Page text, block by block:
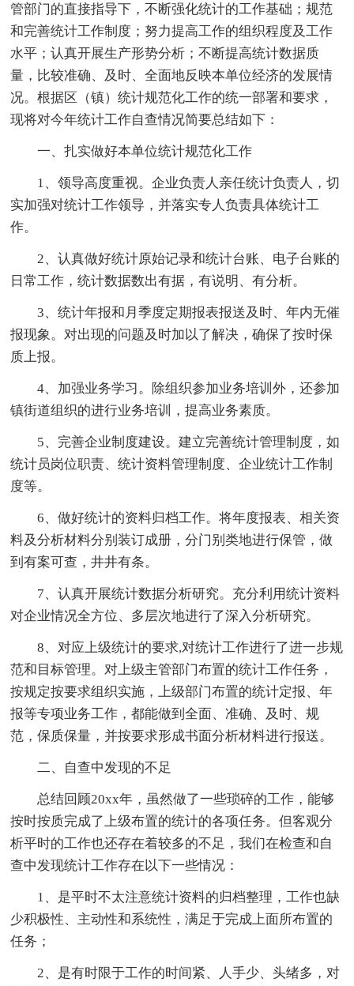
管部门的直接指导下，不断强化统计的工作基础；规范
和完善统计工作制度；努力提高工作的组织程度及工作
水平；认真开展生产形势分析；不断提高统计数据质
量，比较准确、及时、全面地反映本单位经济的发展情
况。根据区（镇）统计规范化工作的统一部署和要求，
现将对今年统计工作自查情况简要总结如下：
一、扎实做好本单位统计规范化工作
1、领导高度重视。企业负责人亲任统计负责人，切
实加强对统计工作领导，并落实专人负责具体统计工
作。
2、认真做好统计原始记录和统计台账、电子台账的
日常工作，统计数据数出有据，有说明、有分析。
3、统计年报和月季度定期报表报送及时、年内无催
报现象。对出现的问题及时加以了解决，确保了按时保
质上报。
4、加强业务学习。除组织参加业务培训外，还参加
镇街道组织的进行业务培训，提高业务素质。
5、完善企业制度建设。建立完善统计管理制度，如
统计员岗位职责、统计资料管理制度、企业统计工作制
度等。
6、做好统计的资料归档工作。将年度报表、相关资
料及分析材料分别装订成册，分门别类地进行保管，做
到有案可查，井井有条。
7、认真开展统计数据分析研究。充分利用统计资料
对企业情况全方位、多层次地进行了深入分析研究。
8、对应上级统计的要求,对统计工作进行了进一步规
范和目标管理。对上级主管部门布置的统计工作任务，
按规定按要求组织实施，上级部门布置的统计定报、年
报等专项业务工作，都能做到全面、准确、及时、规
范，保质保量，并按要求形成书面分析材料进行报送。
二、自查中发现的不足
总结回顾20xx年，虽然做了一些琐碎的工作，能够
按时按质完成了上级布置的统计的各项任务。但客观分
析平时的工作也还存在着较多的不足，我们在检查和自
查中发现统计工作存在以下一些情况：
1、是平时不太注意统计资料的归档整理，工作也缺
少积极性、主动性和系统性，满足于完成上面所布置的
任务；
2、是有时限于工作的时间紧、人手少、头绪多，对